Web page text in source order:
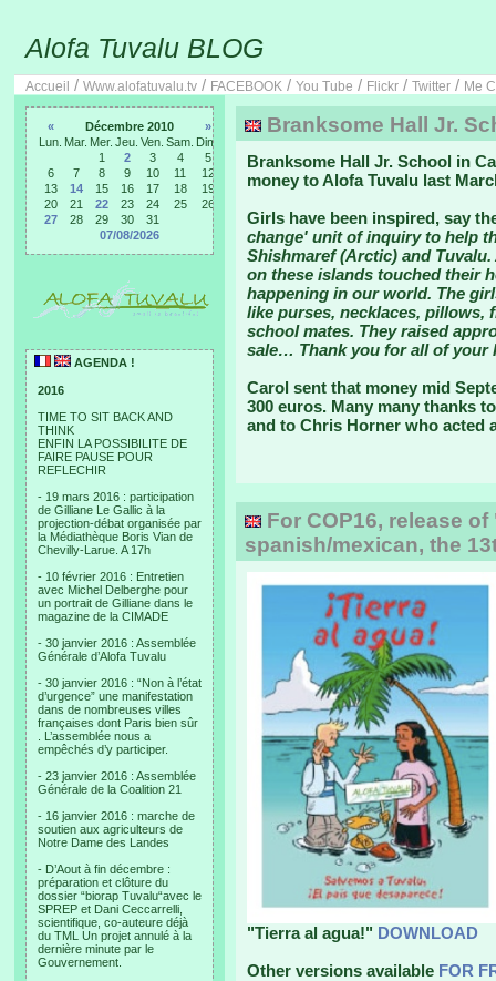
Alofa Tuvalu BLOG
Accueil / Www.alofatuvalu.tv / FACEBOOK / You Tube / Flickr / Twitter / Me
« Décembre 2010
»
Lun. Mar. Mer. Jeu. Ven. Sam. Dim.
1
2 3 4
5
6
7 8 9 10 11
12
13
14 15 16 17 18
19
20
21 22 23 24 25
26
27
28 29 30
31
07/08/2026
AGENDA !
2016
TIME TO SIT BACK AND
THINK
ENFIN LA POSSIBILITE DE
FAIRE PAUSE POUR
REFLECHIR
- 19 mars 2016 : participation
de Gilliane Le Gallic à la
projection-débat organisée par
la Médiathèque Boris Vian de
Chevilly-Larue. A 17h
- 10 février 2016 : Entretien
avec Michel Delberghe pour
un portrait de Gilliane dans le
magazine de la CIMADE
- 30 janvier 2016 : Assemblée
Générale d’Alofa Tuvalu
- 30 janvier 2016 : “Non à l’état
d’urgence” une manifestation
dans de nombreuses villes
françaises dont Paris bien sûr
. L’assemblée nous a
empêchés d’y participer.
- 23 janvier 2016 : Assemblée
Générale de la Coalition 21
- 16 janvier 2016 : marche de
soutien aux agriculteurs de
Notre Dame des Landes
- D’Aout à fin décembre :
préparation et clôture du
dossier “biorap Tuvalu“avec le
SPREP et Dani Ceccarrelli,
scientifique, co-auteure déjà
du TML Un projet annulé à la
dernière minute par le
Gouvernement.
Branksome Hall Jr.
Branksome Hall Jr. School in
money to Alofa Tuvalu last
Girls have been inspired, say
change' unit of inquiry to help
Shishmaref (Arctic) and
on these islands touched their
happening in our world. The
like purses, necklaces, pillows,
school mates. They raised
sale… Thank you for all of your
Carol sent that money mid
300 euros. Many many thanks
and to Chris Horner who acted
For COP16, release
spanish/mexican, the
"Tierra al agua!" DOWNLOAD
Other versions available FOR